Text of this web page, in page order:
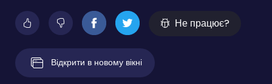
Не працює?
Відкрити в новому вікні